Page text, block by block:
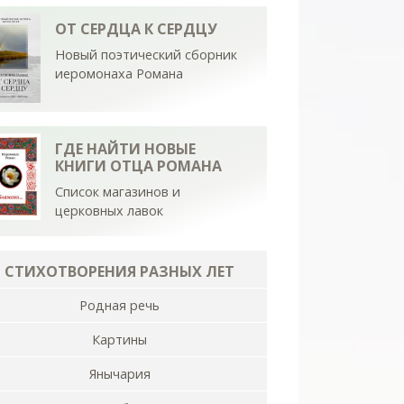
ОТ СЕРДЦА К СЕРДЦУ
Новый поэтический сборник
иеромонаха Романа
ГДЕ НАЙТИ НОВЫЕ
КНИГИ ОТЦА РОМАНА
Список магазинов и
церковных лавок
СТИХОТВОРЕНИЯ РАЗНЫХ ЛЕТ
Родная речь
Картины
Янычария